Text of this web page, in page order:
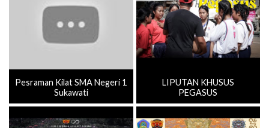
Pesraman Kilat SMA Negeri 1
Sukawati
LIPUTAN KHUSUS
PEGASUS